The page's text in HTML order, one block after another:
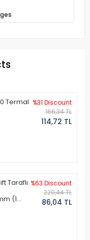
Termal %31 Discount
166,34 TL
114,72 TL
Taraflı
(1
%63 Discount
229,44 TL
86,04 TL